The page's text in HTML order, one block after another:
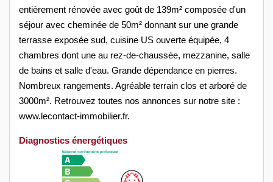
entièrement rénovée avec goût de 139m² composée d'un
séjour avec cheminée de 50m² donnant sur une grande
terrasse exposée sud, cuisine US ouverte équipée, 4
chambres dont une au rez-de-chaussée, mezzanine, salle
de bains et salle d'eau. Grande dépendance en pierres.
Nombreux rangements. Agréable terrain clos et arboré de
3000m². Retrouvez toutes nos annonces sur notre site :
www.lecontact-immobilier.fr.
Diagnostics énergétiques